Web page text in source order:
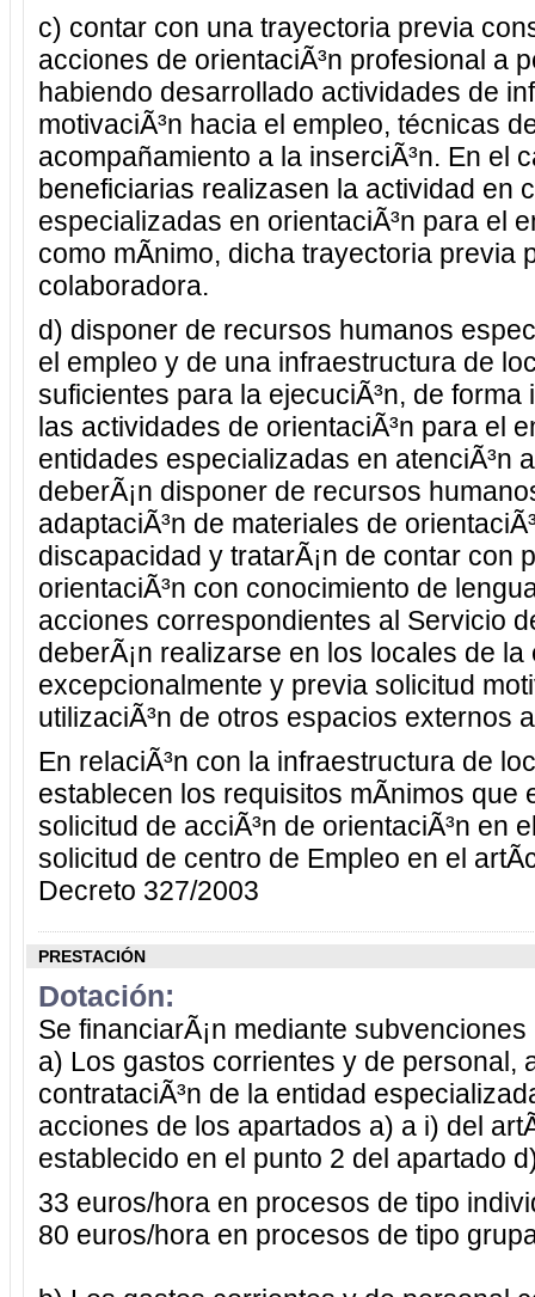
c) contar con una trayectoria previa
acciones de orientaciÃ³n profesional a
habiendo desarrollado actividades de
motivaciÃ³n hacia el empleo, técnicas
acompañamiento a la inserciÃ³n. En el
beneficiarias realizasen la actividad en
especializadas en orientaciÃ³n para el
como mÃ­nimo, dicha trayectoria previa
colaboradora.
d) disponer de recursos humanos
el empleo y de una infraestructura de
suficientes para la ejecuciÃ³n, de
las actividades de orientaciÃ³n para el
entidades especializadas en atenciÃ³n
deberÃ¡n disponer de recursos
adaptaciÃ³n de materiales de
discapacidad y tratarÃ¡n de contar con
orientaciÃ³n con conocimiento de
acciones correspondientes al Servicio
deberÃ¡n realizarse en los locales de
excepcionalmente y previa solicitud
utilizaciÃ³n de otros espacios externos
En relaciÃ³n con la infraestructura de
establecen los requisitos mÃ­nimos que
solicitud de acciÃ³n de orientaciÃ³n en
solicitud de centro de Empleo en el
Decreto 327/2003
PRESTACIÓN
Dotación:
Se financiarÃ¡n mediante
a) Los gastos corrientes y de personal,
contrataciÃ³n de la entidad
acciones de los apartados a) a i) del
establecido en el punto 2 del apartado
33 euros/hora en procesos de tipo
80 euros/hora en procesos de tipo